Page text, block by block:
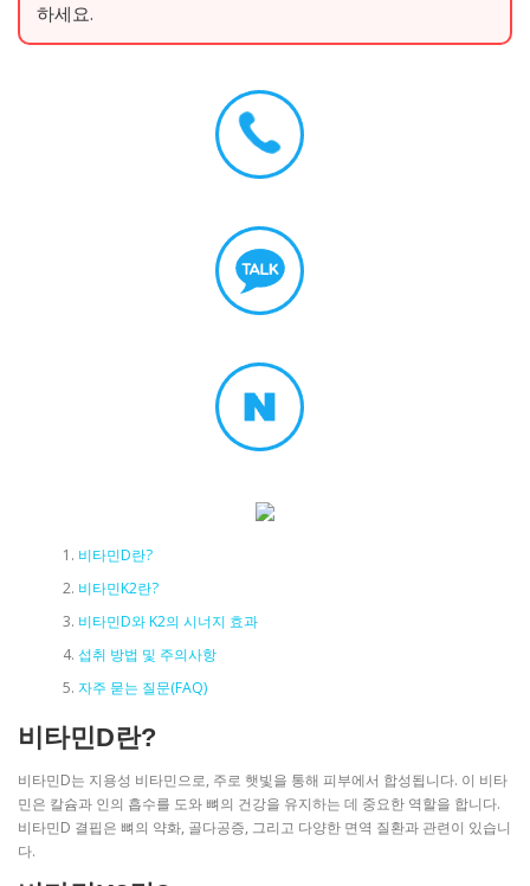
하세요.
비타민D란?
비타민K2란?
비타민D와 K2의 시너지 효과
섭취 방법 및 주의사항
자주 묻는 질문(FAQ)
비타민D란?
비타민D는 지용성 비타민으로, 주로 햇빛을 통해 피부에서 합성됩니다. 이 비타
민은 칼슘과 인의 흡수를 도와 뼈의 건강을 유지하는 데 중요한 역할을 합니다.
비타민D 결핍은 뼈의 약화, 골다공증, 그리고 다양한 면역 질환과 관련이 있습니
다.